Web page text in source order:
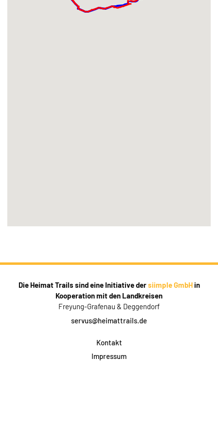
Die Heimat Trails sind eine Initiative dersiimple GmbHin
Kooperation mit den Landkreisen
Freyung-Grafenau & Deggendorf
servus@heimattrails.de
Kontakt
Impressum